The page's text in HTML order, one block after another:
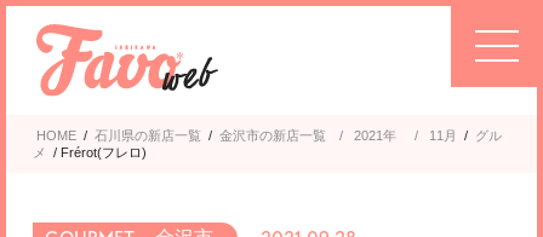
HOME / 石川県の新店一覧 / 金沢市 2021年 / 11月 / グル
メ
/ Frérot(フレロ)